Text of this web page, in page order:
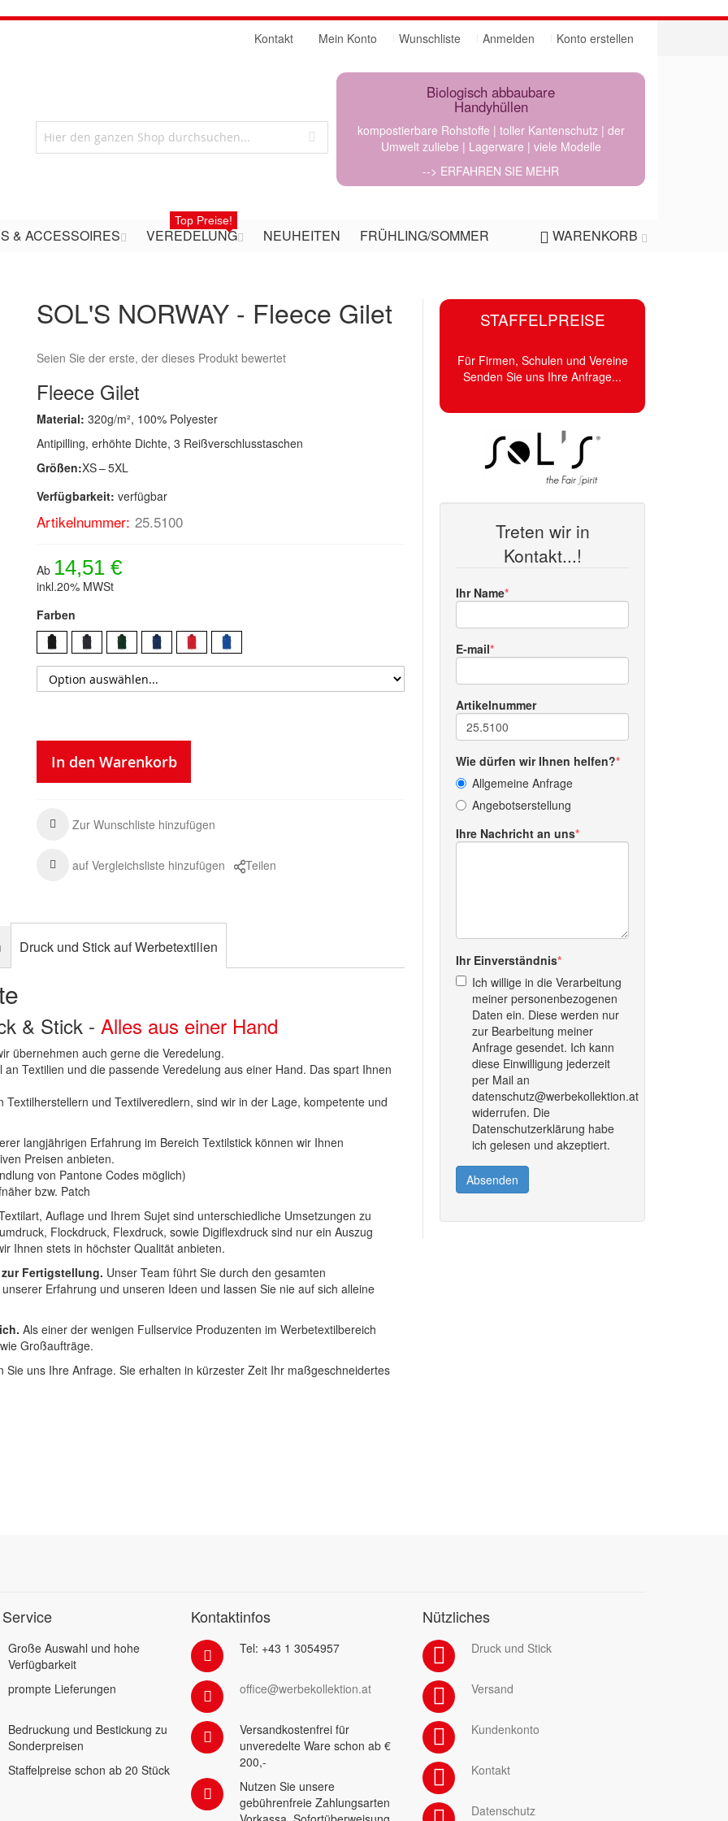
Mein Konto Wunschliste Anmelden Konto erstellen
Kontakt
Biologisch abbaubare
Handyhüllen
kompostierbare Rohstoffe | toller Kantenschutz | der
Umwelt zuliebe | Lagerware | viele Modelle
--> ERFAHREN SIE MEHR
WARENKORB
& ACCESSOIRES VEREDELUNG
Top Preise!
NEUHEITEN FRÜHLING/SOMMER
SOL'S NORWAY - Fleece Gilet
Seien Sie der erste, der dieses Produkt bewertet
Fleece Gilet
Material: 320g/m², 100% Polyester
Antipilling, erhöhte Dichte, 3 Reißverschlusstaschen
Größen:XS – 5XL
Verfügbarkeit: verfügbar
Artikelnummer: 25.5100
Ab 14,51 €
inkl.20% MWSt
Farben
In den Warenkorb
Zur Wunschliste hinzufügen
auf Vergleichsliste hinzufügen Teilen
STAFFELPREISE
Für Firmen, Schulen und Vereine
Senden Sie uns Ihre Anfrage...
Treten wir in
Kontakt...!
Ihr Name
E-mail
Artikelnummer
Wie dürfen wir Ihnen helfen?
Allgemeine Anfrage
Angebotserstellung
Ihre Nachricht an uns
Ihr Einverständnis
Ich willige in die Verarbeitung
meiner personenbezogenen
Daten ein. Diese werden nur
zur Bearbeitung meiner
Anfrage gesendet. Ich kann
diese Einwilligung jederzeit
per Mail an
datenschutz@werbekollektion.at
widerrufen. Die
Datenschutzerklärung habe
ich gelesen und akzeptiert.
Absenden
Druck und Stick auf Werbetextilien
& Stick -Alles aus einer Hand
übernehmen auch gerne die Veredelung.
Textilien und die passende Veredelung aus einer Hand. Das spart Ihnen
und Textilveredlern, sind wir in der Lage, kompetente und
langjährigen Erfahrung im Bereich Textilstick können wir Ihnen
Preisen anbieten.
von Pantone Codes möglich)
bzw. Patch
Auflage und Ihrem Sujet sind unterschiedliche Umsetzungen zu
Flockdruck, Flexdruck, sowie Digiflexdruck sind nur ein Auszug
Ihnen stets in höchster Qualität anbieten.
Fertigstellung. Unser Team führt Sie durch den gesamten
Erfahrung und unseren Ideen und lassen Sie nie auf sich alleine
Als einer der wenigen Fullservice Produzenten im Werbetextilbereich
Großaufträge.
uns Ihre Anfrage. Sie erhalten in kürzester Zeit Ihr maßgeschneidertes
Große Auswahl und hohe
Verfügbarkeit
prompte Lieferungen
Bedruckung und Bestickung zu
Sonderpreisen
Staffelpreise schon ab 20 Stück
Kontaktinfos
Tel: +43 1 3054957
office@werbekollektion.at
Versandkostenfrei für
unveredelte Ware schon ab €
200,-
Nutzen Sie unsere
gebührenfreie Zahlungsarten
Nützliches
Druck und Stick
Versand
Kundenkonto
Kontakt
Datenschutz